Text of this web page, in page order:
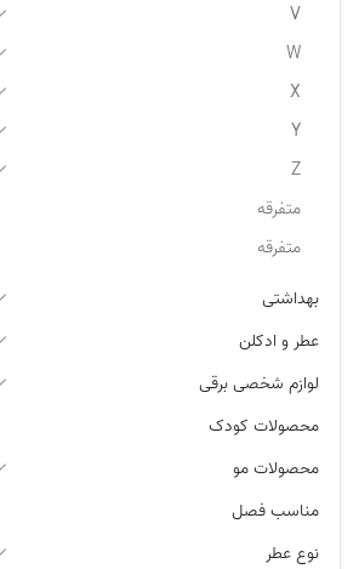
V
W
X
Y
Z
متفرقه
متفرقه
بهداشتی
عطر و ادکلن
لوازم شخصی برقی
محصولات کودک
محصولات مو
مناسب فصل
نوع عطر